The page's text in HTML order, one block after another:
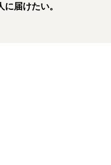
届けたい。